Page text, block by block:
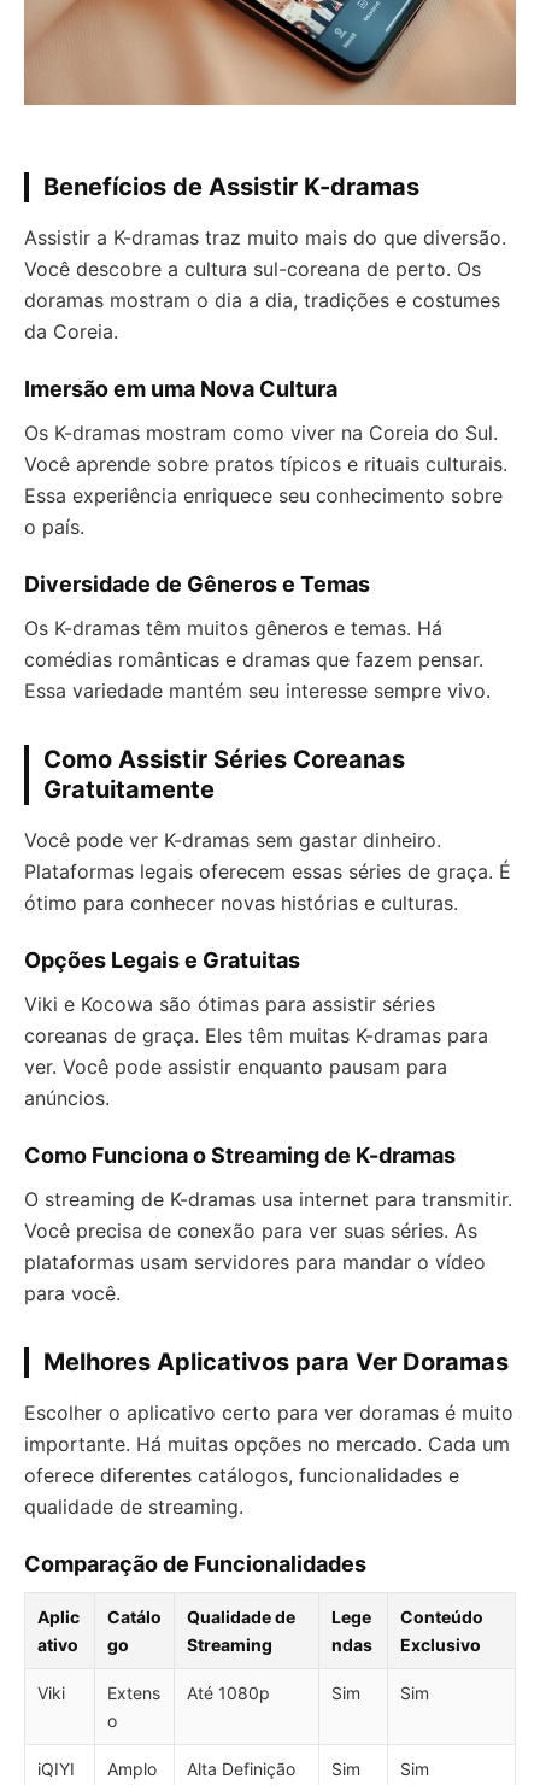
Benefícios de Assistir K-dramas
Assistir a K-dramas traz muito mais do que diversão.
Você descobre a cultura sul-coreana de perto. Os
doramas mostram o dia a dia, tradições e costumes
da Coreia.
Imersão em uma Nova Cultura
Os K-dramas mostram como viver na Coreia do Sul.
Você aprende sobre pratos típicos e rituais culturais.
Essa experiência enriquece seu conhecimento sobre
o país.
Diversidade de Gêneros e Temas
Os K-dramas têm muitos gêneros e temas. Há
comédias românticas e dramas que fazem pensar.
Essa variedade mantém seu interesse sempre vivo.
Como Assistir Séries Coreanas
Gratuitamente
Você pode ver K-dramas sem gastar dinheiro.
Plataformas legais oferecem essas séries de graça. É
ótimo para conhecer novas histórias e culturas.
Opções Legais e Gratuitas
Viki e Kocowa são ótimas para assistir séries
coreanas de graça. Eles têm muitas K-dramas para
ver. Você pode assistir enquanto pausam para
anúncios.
Como Funciona o Streaming de K-dramas
O streaming de K-dramas usa internet para transmitir.
Você precisa de conexão para ver suas séries. As
plataformas usam servidores para mandar o vídeo
para você.
Melhores Aplicativos para Ver Doramas
Escolher o aplicativo certo para ver doramas é muito
importante. Há muitas opções no mercado. Cada um
oferece diferentes catálogos, funcionalidades e
qualidade de streaming.
Comparação de Funcionalidades
Aplic
ativo
Catálo
go
Qualidade de
Streaming
Lege
ndas
Conteúdo
Exclusivo
Viki
Extens
o
Até 1080p Sim Sim
iQIYI Amplo Alta Definição Sim Sim